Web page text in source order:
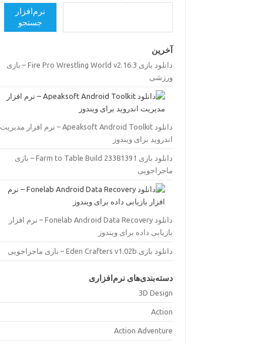
نرم‌افزار
جستجو
آخرین
دانلود بازی Fire Pro Wrestling World v2.16.3 – بازی
ورزشی
دانلود Apeaksoft Android Toolkit – نرم افزار مدیریت
اندروید برای ویندوز
دانلود بازی Farm to Table Build 23381391 – بازی
ماجراجویی
دانلود Fonelab Android Data Recovery – نرم افزار
بازیابی داده برای ویندوز
دانلود بازی Eden Crafters v1.02b – بازی ماجراجویی
دسته‌بندی‌های نرم‌افزاری
3D Design
Action
Action Adventure